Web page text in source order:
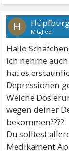
H Hüpfburg
Mitglied
Hallo
ich nehme
hat es
Depressionen
Welche
wegen deiner
bekommen????
Du solltest
Medikament